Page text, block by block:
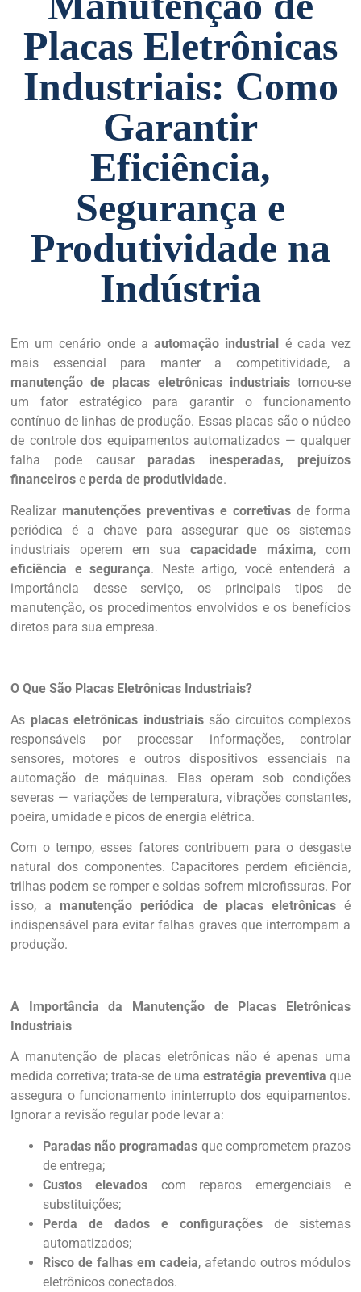
Placas Eletrônicas
Industriais: Como
Garantir
Eficiência,
Segurança e
Produtividade na
Indústria
Em um cenário onde aautomação industrial
é cada vez
mais essencial para manter a competitividade, a
manutenção de placas eletrônicas industriaistornou-se
um fator estratégico para garantir o funcionamento
contínuo de linhas de produção. Essas placas são o núcleo
de controle dos equipamentos automatizados — qualquer
falha pode causar paradas inesperadas, prejuízos
financeiros e perda de produtividade.
Realizar manutenções preventivas e corretivas de forma
periódica é a chave para assegurar que os sistemas
industriais operem em sua capacidade máxima, com
eficiência e segurança. Neste artigo, você entenderá a
importância desse serviço, os principais tipos de
manutenção, os procedimentos envolvidos e os benefícios
diretos para sua empresa.
O Que São Placas Eletrônicas Industriais?
As placas eletrônicas industriaissão circuitos complexos
responsáveis por processar informações, controlar
sensores, motores e outros dispositivos essenciais na
automação de máquinas. Elas operam sob condições
severas — variações de temperatura, vibrações constantes,
poeira, umidade e picos de energia elétrica.
Com o tempo, esses fatores contribuem para o desgaste
natural dos componentes. Capacitores perdem eficiência,
trilhas podem se romper e soldas sofrem microfissuras. Por
isso, a manutenção periódica de placas eletrônicasé
indispensável para evitar falhas graves que interrompam a
produção.
A Importância da Manutenção de Placas Eletrônicas
Industriais
A manutenção de placas eletrônicas não é apenas uma
medida corretiva; trata-se de uma estratégia preventiva que
assegura o funcionamento ininterrupto dos equipamentos.
Ignorar a revisão regular pode levar a:
Paradas não programadas que comprometem prazos
de entrega;
Custos elevados com reparos emergenciais e
substituições;
Perda de dados e configurações de sistemas
automatizados;
Risco de falhas em cadeia, afetando outros módulos
eletrônicos conectados.